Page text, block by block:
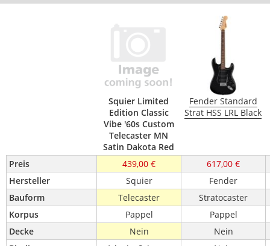
Squier Limited
Edition Classic
Vibe '60s Custom
Telecaster MN
Satin Dakota Red
Fender Standard
Strat HSS LRL Black
Preis 439,00 €
617,00 €
Hersteller
Squier
Fender
Bauform
Telecaster
Stratocaster
Korpus
Pappel
Pappel
Decke
Nein
Nein